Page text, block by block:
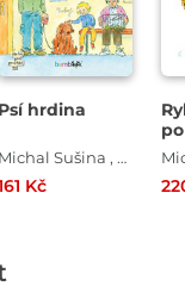
Psí hrdina
Michal Sušina , Zuzana Pospíšilová
Kč